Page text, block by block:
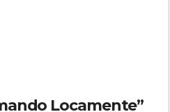
Locamente”